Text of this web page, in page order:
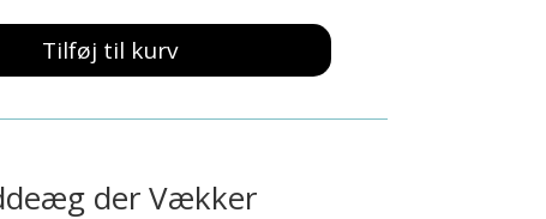
Tilføj til kurv
der Vækker